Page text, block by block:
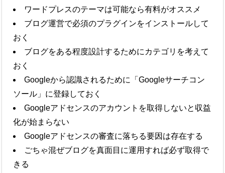
ワードプレスのテーマは可能なら有料がオススメ
ブログ運営で必須のプラグインをインストールして
おく
ブログをある程度設計するためにカテゴリを考えて
おく
Googleから認識されるために「Googleサーチコン
ソール」に登録しておく
Googleアドセンスのアカウントを取得しないと収益
化が始まらない
Googleアドセンスの審査に落ちる要因は存在する
ごちゃ混ぜブログを真面目に運用すれば必ず取得で
きる